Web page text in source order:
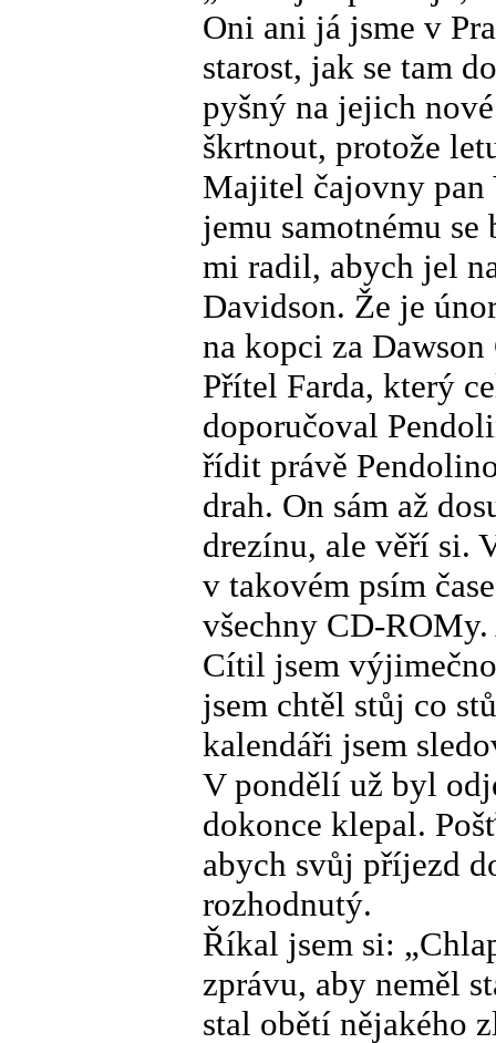
Oni ani já jsme v
starost, jak se tam
pyšný na jejich
škrtnout, protože
Majitel čajovny pan
jemu samotnému
mi radil, abych jel
Davidson. Že je
na kopci za
Přítel Farda, který
doporučoval
řídit právě
drah. On sám až
drezínu, ale věří si.
v takovém psím
všechny CD-
Cítil jsem
jsem chtěl stůj co
kalendáři jsem
V pondělí už byl
dokonce klepal.
abych svůj příjezd
rozhodnutý.
Říkal jsem si:
zprávu, aby neměl
stal obětí nějakého